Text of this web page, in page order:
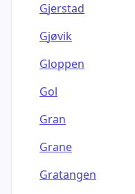
Gjerstad
Gjøvik
Gloppen
Gol
Gran
Grane
Gratangen